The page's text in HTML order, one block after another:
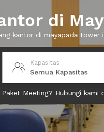
di
kantor di mayapada tower
Kapasitas
Semua Kapasitas
Paket Meeting? Hubungi kami